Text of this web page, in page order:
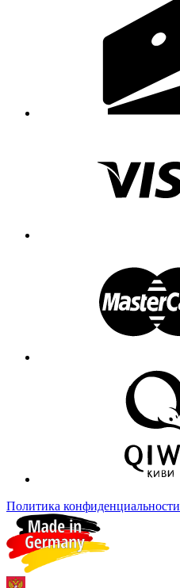
Политика конфиденциальности